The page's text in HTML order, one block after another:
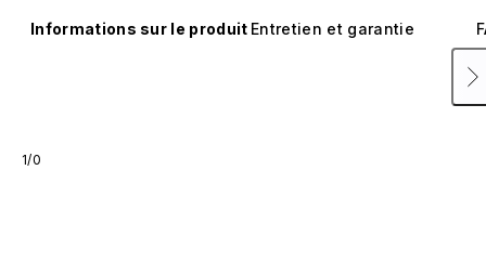
Informations sur le produit Entretien et garantie
1/0